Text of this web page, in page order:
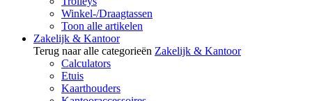
Winkel-/Draagtassen
Toon alle artikelen
Zakelijk & Kantoor
Terug naar alle categorieën Zakelijk & Kantoor
Calculators
Etuis
Kaarthouders